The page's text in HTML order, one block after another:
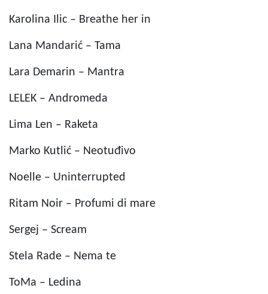
Karolina Ilic – Breathe her in
Lana Mandarić – Tama
Lara Demarin – Mantra
LELEK – Andromeda
Lima Len – Raketa
Marko Kutlić – Neotuđivo
Noelle – Uninterrupted
Ritam Noir – Profumi di mare
Sergej – Scream
Stela Rade – Nema te
ToMa – Ledina